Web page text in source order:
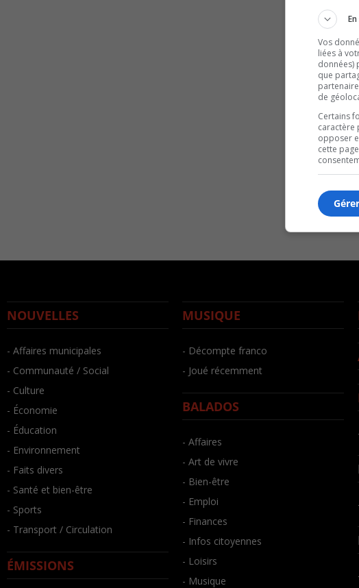
NOUVELLES
- Affaires municipales
- Communauté / Social
- Culture
- Économie
- Éducation
- Environnement
- Faits divers
- Santé et bien-être
- Sports
- Transport / Circulation
ÉMISSIONS
MUSIQUE
- Décompte franco
- Joué récemment
BALADOS
- Affaires
- Art de vivre
- Bien-être
- Emploi
- Finances
- Infos citoyennes
- Loisirs
- Musique
Vos
liées à
données)
que
de
Certains
caractère
opposer
cette